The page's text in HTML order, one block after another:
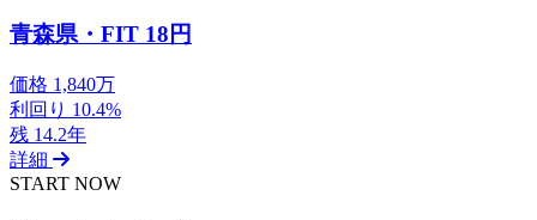
青森県・FIT 18円
価格 1,840万
利回り 10.4%
残 14.2年
詳細
START NOW